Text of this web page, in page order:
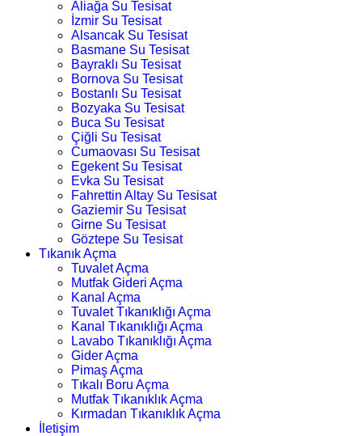
Aliağa Su Tesisat
İzmir Su Tesisat
Alsancak Su Tesisat
Basmane Su Tesisat
Bayraklı Su Tesisat
Bornova Su Tesisat
Bostanlı Su Tesisat
Bozyaka Su Tesisat
Buca Su Tesisat
Çiğli Su Tesisat
Cumaovası Su Tesisat
Egekent Su Tesisat
Evka Su Tesisat
Fahrettin Altay Su Tesisat
Gaziemir Su Tesisat
Girne Su Tesisat
Göztepe Su Tesisat
Tıkanık Açma
Tuvalet Açma
Mutfak Gideri Açma
Kanal Açma
Tuvalet Tıkanıklığı Açma
Kanal Tıkanıklığı Açma
Lavabo Tıkanıklığı Açma
Gider Açma
Pimaş Açma
Tıkalı Boru Açma
Mutfak Tıkanıklık Açma
Kırmadan Tıkanıklık Açma
İletişim